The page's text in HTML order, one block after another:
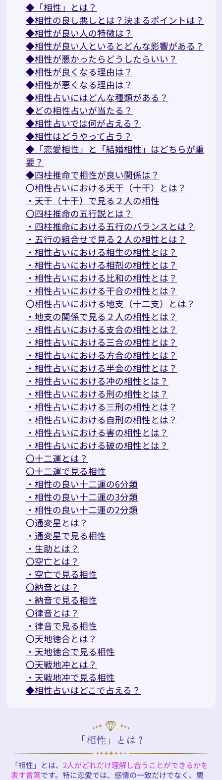
◆「相性」とは？
◆相性の良し悪しとは？決まるポイントは？
◆相性が良い人の特徴は？
◆相性が良い人といるとどんな影響がある？
◆相性が悪かったらどうしたらいい？
◆相性が良くなる理由は？
◆相性が悪くなる理由は？
◆相性占いにはどんな種類がある？
◆どの相性占いが当たる？
◆相性占いでは何が占える？
◆相性はどうやって占う？
◆「恋愛相性」と「結婚相性」はどちらが重
要？
◆四柱推命で相性が良い関係は？
〇相性占いにおける天干（十干）とは？
・天干（十干）で見る２人の相性
〇四柱推命の五行説とは？
・四柱推命における五行のバランスとは？
・五行の組合せで見る２人の相性とは？
・相性占いにおける相生の相性とは？
・相性占いにおける相剋の相性とは？
・相性占いにおける比和の相性とは？
・相性占いにおける干合の相性とは？
〇相性占いにおける地支（十二支）とは？
・地支の関係で見る２人の相性とは？
・相性占いにおける支合の相性とは？
・相性占いにおける三合の相性とは？
・相性占いにおける方合の相性とは？
・相性占いにおける半会の相性とは？
・相性占いにおける冲の相性とは？
・相性占いにおける刑の相性とは？
・相性占いにおける三刑の相性とは？
・相性占いにおける自刑の相性とは？
・相性占いにおける害の相性とは？
・相性占いにおける破の相性とは？
〇十二運とは？
〇十二運で見る相性
・相性の良い十二運の6分類
・相性の良い十二運の3分類
・相性の良い十二運の2分類
〇通変星とは？
・通変星で見る相性
・生助とは？
〇空亡とは？
・空亡で見る相性
〇納音とは？
・納音で見る相性
〇律音とは？
・律音で見る相性
〇天地徳合とは？
・天地徳合で見る相性
〇天戦地冲とは？
・天戦地冲で見る相性
◆相性占いはどこで占える？
「相性」とは？
「相性」とは、2人がどれだけ理解し合うことができるかを
表す言葉です。特に恋愛では、感情の一致だけでなく、関